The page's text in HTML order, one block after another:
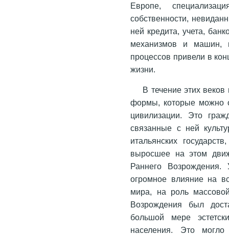
Европе,
собственности,
ней кредита, учета,
механизмов и машин,
процессов привели в
жизни.
В течение этих
формы, которые можно
цивилизации. Это
связанные с ней
итальянских
выросшее на этом
Раннего
огромное влияние на
мира, на роль
Возрождения был
большой мере
населения. Это